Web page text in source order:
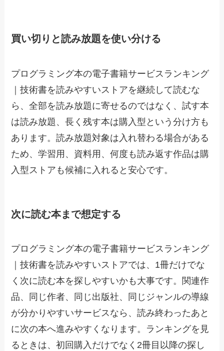
買い切りと読み放題を使い分ける
プログラミング本の電子書籍サービスランキング
｜技術書を読みやすいストアを継続して読むな
ら、全部を読み放題に寄せるのではなく、試す本
は読み放題、長く残す本は購入型という分け方も
あります。読み放題対象は入れ替わる場合がある
ため、学習用、資料用、何度も読み返す作品は購
入型ストアも候補に入れると安心です。
次に読む本まで想定する
プログラミング本の電子書籍サービスランキング
｜技術書を読みやすいストアでは、1冊だけでな
く次に読む本を探しやすいかも大事です。関連作
品、同じ作者、同じ出版社、同じジャンルの導線
が分かりやすいサービスなら、読み終わったあと
に次の本へ進みやすくなります。ランキングを見
るときは、初回購入だけでなく2冊目以降の探し